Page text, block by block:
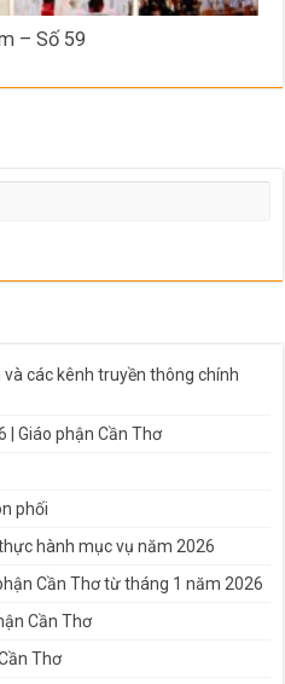
– Số 59
các kênh truyền thông chính
| Giáo phận Cần Thơ
phối
hành mục vụ năm 2026
Cần Thơ từ tháng 1 năm 2026
Cần Thơ
Thơ